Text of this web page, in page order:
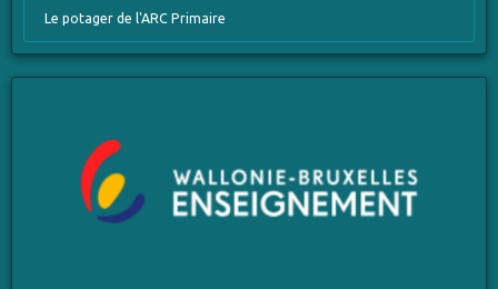
Le potager de l'ARC Primaire